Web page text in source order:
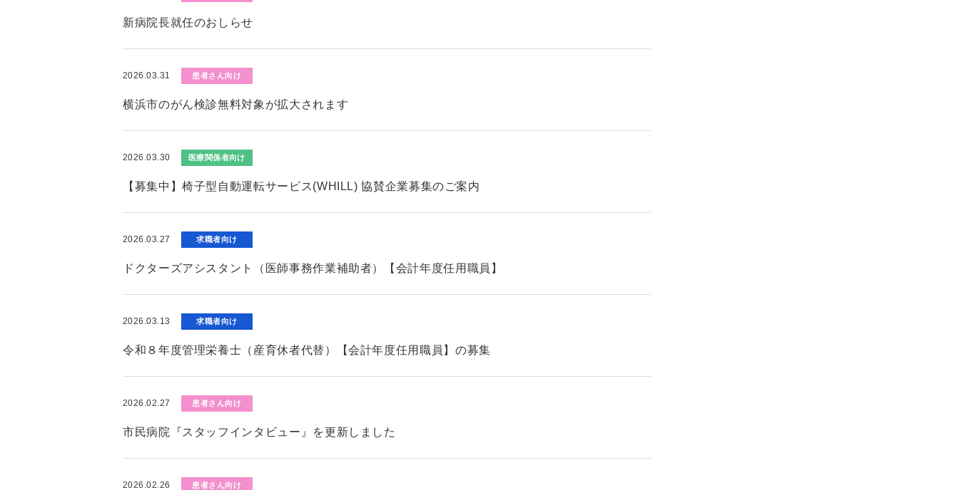
新病院長就任のおしらせ
2026.03.31 患者さん向け
横浜市のがん検診無料対象が拡大されます
2026.03.30 医療関係者向け
【募集中】椅子型自動運転サービス(WHILL) 協賛企業募集のご案内
2026.03.27 求職者向け
ドクターズアシスタント（医師事務作業補助者）【会計年度任用職員】
2026.03.13 求職者向け
令和８年度管理栄養士（産育休者代替）【会計年度任用職員】の募集
2026.02.27 患者さん向け
市民病院『スタッフインタビュー』を更新しました
2026.02.26 患者さん向け